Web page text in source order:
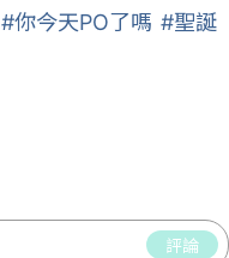
#你今天PO了嗎 #聖誕
評論